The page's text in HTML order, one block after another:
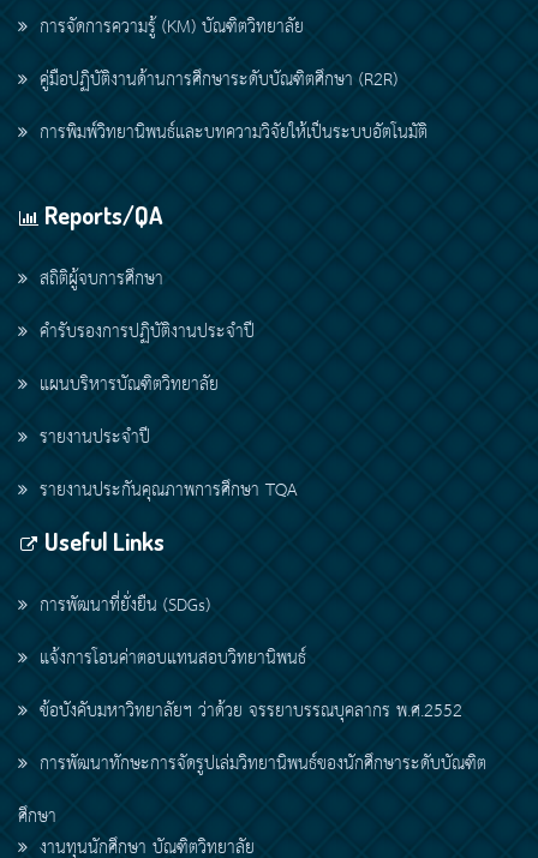
การจัดการความรู้ (KM) บัณฑิตวิทยาลัย
คู่มือปฏิบัติงานด้านการศึกษาระดับบัณฑิตศึกษา (R2R)
การพิมพ์วิทยานิพนธ์และบทความวิจัยให้เป็นระบบอัตโนมัติ
Reports/QA
สถิติผู้จบการศึกษา
คำรับรองการปฏิบัติงานประจำปี
แผนบริหารบัณฑิตวิทยาลัย
รายงานประจำปี
รายงานประกันคุณภาพการศึกษา TQA
Useful Links
การพัฒนาที่ยั่งยืน (SDGs)
แจ้งการโอนค่าตอบแทนสอบวิทยานิพนธ์
ข้อบังคับมหาวิทยาลัยฯ ว่าด้วย จรรยาบรรณบุคลากร พ.ศ.2552
การพัฒนาทักษะการจัดรูปเล่มวิทยานิพนธ์ของนักศึกษาระดับบัณฑิต
ศึกษา
งานทุนนักศึกษา บัณฑิตวิทยาลัย